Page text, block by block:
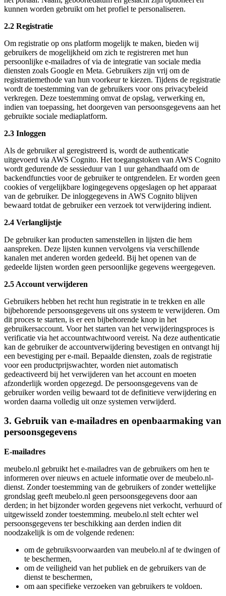
kunnen worden gebruikt om het profiel te personaliseren.
2.2 Registratie
Om registratie op ons platform mogelijk te maken, bieden wij
gebruikers de mogelijkheid om zich te registreren met hun
persoonlijke e-mailadres of via de integratie van sociale media
diensten zoals Google en Meta. Gebruikers zijn vrij om de
registratiemethode van hun voorkeur te kiezen. Tijdens de registratie
wordt de toestemming van de gebruikers voor ons privacybeleid
verkregen. Deze toestemming omvat de opslag, verwerking en,
indien van toepassing, het doorgeven van persoonsgegevens aan het
gebruikte sociale mediaplatform.
2.3 Inloggen
Als de gebruiker al geregistreerd is, wordt de authenticatie
uitgevoerd via AWS Cognito. Het toegangstoken van AWS Cognito
wordt gedurende de sessieduur van 1 uur gehandhaafd om de
backendfuncties voor de gebruiker te ontgrendelen. Er worden geen
cookies of vergelijkbare logingegevens opgeslagen op het apparaat
van de gebruiker. De inloggegevens in AWS Cognito blijven
bewaard totdat de gebruiker een verzoek tot verwijdering indient.
2.4 Verlanglijstje
De gebruiker kan producten samenstellen in lijsten die hem
aanspreken. Deze lijsten kunnen vervolgens via verschillende
kanalen met anderen worden gedeeld. Bij het openen van de
gedeelde lijsten worden geen persoonlijke gegevens weergegeven.
2.5 Account verwijderen
Gebruikers hebben het recht hun registratie in te trekken en alle
bijbehorende persoonsgegevens uit ons systeem te verwijderen. Om
dit proces te starten, is er een bijbehorende knop in het
gebruikersaccount. Voor het starten van het verwijderingsproces is
verificatie via het accountwachtwoord vereist. Na deze authenticatie
kan de gebruiker de accountverwijdering bevestigen en ontvangt hij
een bevestiging per e-mail. Bepaalde diensten, zoals de registratie
voor een productprijswachter, worden niet automatisch
gedeactiveerd bij het verwijderen van het account en moeten
afzonderlijk worden opgezegd. De persoonsgegevens van de
gebruiker worden veilig bewaard tot de definitieve verwijdering en
worden daarna volledig uit onze systemen verwijderd.
3. Gebruik van e-mailadres en openbaarmaking van
persoonsgegevens
E-mailadres
meubelo.nl gebruikt het e-mailadres van de gebruikers om hen te
informeren over nieuws en actuele informatie over de meubelo.nl-
dienst. Zonder toestemming van de gebruikers of zonder wettelijke
grondslag geeft meubelo.nl geen persoonsgegevens door aan
derden; in het bijzonder worden gegevens niet verkocht, verhuurd of
uitgewisseld zonder toestemming. meubelo.nl stelt echter wel
persoonsgegevens ter beschikking aan derden indien dit
noodzakelijk is om de volgende redenen:
om de gebruiksvoorwaarden van meubelo.nl af te dwingen of
te beschermen,
om de veiligheid van het publiek en de gebruikers van de
dienst te beschermen,
om aan specifieke verzoeken van gebruikers te voldoen.